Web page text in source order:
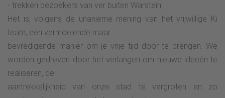
- trekken bezoekers van ver buiten Warstein!
Het is, volgens de unanieme mening van het vrijwillige Ki
team, een vermoeiende maar
bevredigende manier om je vrije tijd door te brengen. We
worden gedreven door het verlangen om nieuwe ideeën te
realiseren, de
aantrekkelijkheid van onze stad te vergroten en zo